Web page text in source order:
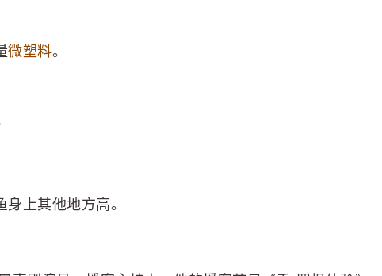
微塑料。
上其他地方高。